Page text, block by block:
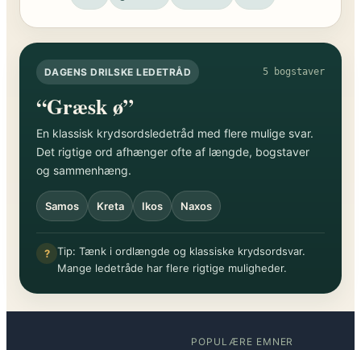
DAGENS DRILSKE LEDETRÅD 5 bogstaver
“Græsk ø”
En klassisk krydsordsledetråd med flere mulige svar.
Det rigtige ord afhænger ofte af længde, bogstaver
og sammenhæng.
Samos Kreta Ikos Naxos
? Tip: Tænk i ordlængde og klassiske krydsordsvar.
Mange ledetråde har flere rigtige muligheder.
POPULÆRE EMNER